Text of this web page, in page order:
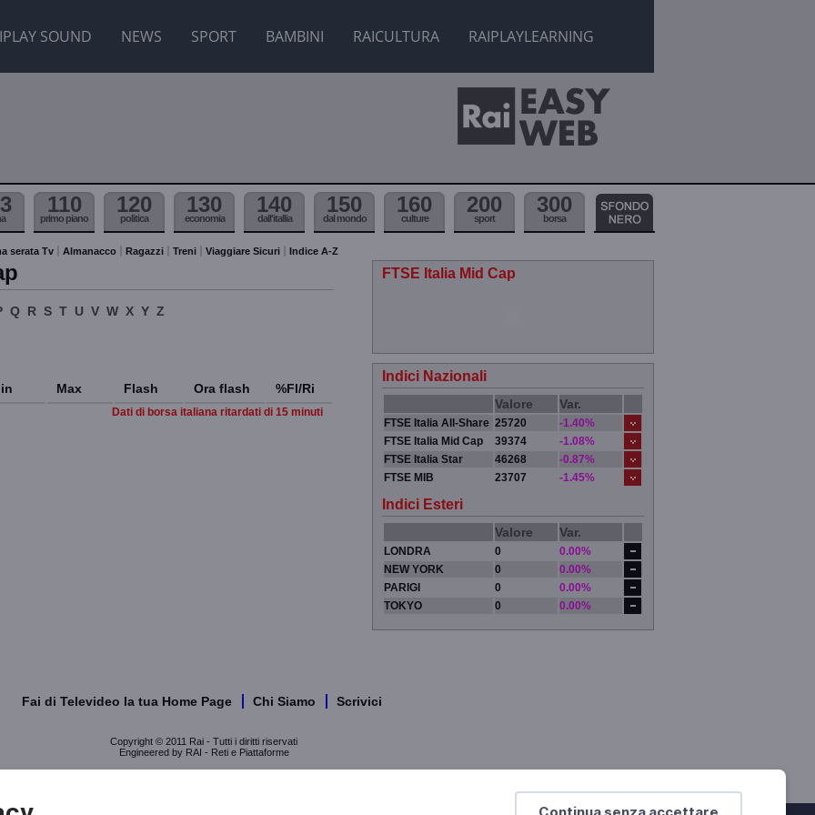
SOUND NEWS SPORT BAMBINI RAICULTURA RAIPLAYLEARNING
Continua senza accettare
110
primo piano
120
politica
130
economia
140
dall'itallia
150
dal mondo
160
culture
200
sport
300
borsa
serata Tv Almanacco Ragazzi Treni Viaggiare Sicuri Indice A-Z
Q R S T U V W X Y Z
Max Flash Ora flash %Fl/Ri
Dati di borsa italiana ritardati di 15 minuti
FTSE Italia Mid Cap
Indici Nazionali
Valore Var.
FTSE Italia All-Share 25720
-1.40%
FTSE Italia Mid Cap
39374
-1.08%
FTSE Italia Star
46268
-0.87%
FTSE MIB
23707 -1.45%
Indici Esteri
Valore Var.
LONDRA 0
0.00%
NEW YORK
0
0.00%
PARIGI
0
0.00%
TOKYO
0 0.00%
Fai di Televideo la tua Home Page Chi Siamo Scrivici
Copyright © 2011 Rai - Tutti i diritti riservati
Engineered by RAI - Reti e Piattaforme